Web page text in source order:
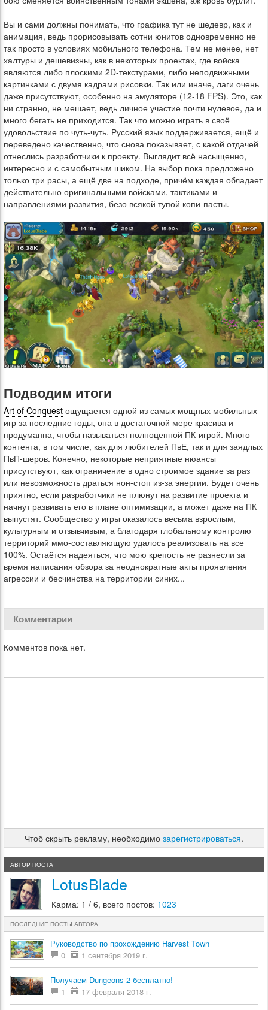
Вы и сами должны понимать, что графика тут не шедевр, как и
анимация, ведь прорисовывать сотни юнитов одновременно не
так просто в условиях мобильного телефона. Тем не менее, нет
халтуры и дешевизны, как в некоторых проектах, где войска
являются либо плоскими 2D-текстурами, либо неподвижными
картинками с двумя кадрами рисовки. Так или иначе, лаги очень
даже присутствуют, особенно на эмуляторе (12-18 FPS). Это, как
ни странно, не мешает, ведь личное участие почти нулевое, да и
много бегать не приходится. Так что можно играть в своё
удовольствие по чуть-чуть. Русский язык поддерживается, ещё и
переведено качественно, что снова показывает, с какой отдачей
отнеслись разработчики к проекту. Выглядит всё насыщенно,
интересно и с самобытным шиком. На выбор пока предложено
только три расы, а ещё две на подходе, причём каждая обладает
действительно оригинальными войсками, тактиками и
направлениями развития, безо всякой тупой копи-пасты.
Подводим итоги
Art of Conquest ощущается одной из самых мощных мобильных
игр за последние годы, она в достаточной мере красива и
продуманна, чтобы называться полноценной ПК-игрой. Много
контента, в том числе, как для любителей ПвЕ, так и для заядлых
ПвП-шеров. Конечно, некоторые неприятные нюансы
присутствуют, как ограничение в одно строимое здание за раз
или невозможность драться нон-стоп из-за энергии. Будет очень
приятно, если разработчики не плюнут на развитие проекта и
начнут развивать его в плане оптимизации, а может даже на ПК
выпустят. Сообщество у игры оказалось весьма взрослым,
культурным и отзывчивым, а благодаря глобальному контролю
территорий ммо-составляющую удалось реализовать на все
100%. Остаётся надеяться, что мою крепость не разнесли за
время написания обзора за неоднократные акты проявления
агрессии и бесчинства на территории синих...
Комментарии
Комментов пока нет.
Чтоб скрыть рекламу, необходимо зарегистрироваться.
АВТОР ПОСТА
LotusBlade
Карма: 1 / 6, всего постов: 1023
ПОСЛЕДНИЕ ПОСТЫ АВТОРА
Руководство по прохождению Harvest Town
0
1 сентября 2019 г.
Получаем Dungeons 2 бесплатно!
1
17 февраля 2018 г.